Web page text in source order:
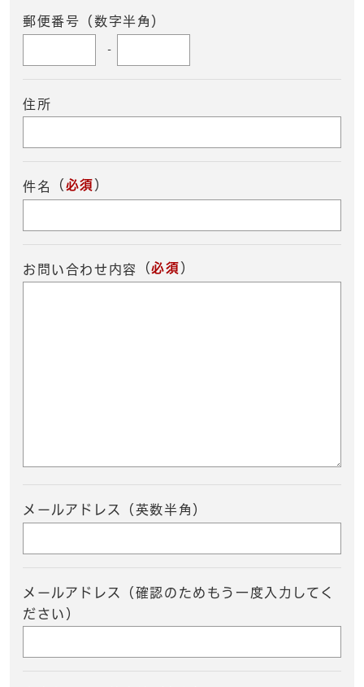
郵便番号（数字半角）
-
住所
件名 （ 必須 ）
お問い合わせ内容 （必須 ）
メールアドレス（英数半角）
メールアドレス（確認のためもう一度入力してく
ださい）